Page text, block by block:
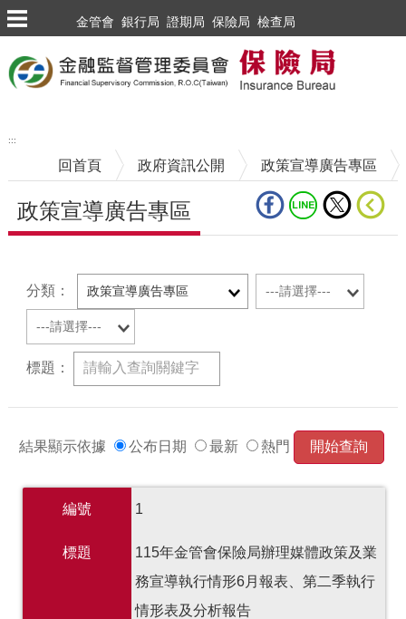
跳到主要內容區塊
金管會 銀行局 證期局 保險局 檢查局
:::
回首頁 政府資訊公開 政策宣導廣告專區
政策宣導廣告專區
分類：
標題：
結果顯示依據 公布日期 最新 熱門
編號 1
標題
115年金管會保險局辦理媒體政策及業
務宣導執行情形6月報表、第二季執行
情形表及分析報告